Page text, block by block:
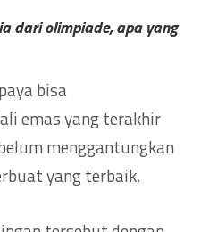
dari olimpiade, apa yang
bisa
emas yang terakhir
menggantungkan
yang terbaik.